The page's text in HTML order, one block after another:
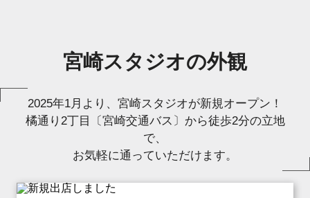
宮崎スタジオの外観
2025年1月より、宮崎スタジオが新規オープン！
橘通り2丁目〔宮崎交通バス〕から徒歩2分の立地
で、
お気軽に通っていただけます。